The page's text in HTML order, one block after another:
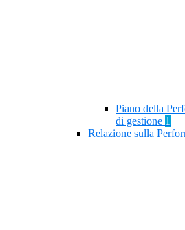
Piano della
di gestione 1
Relazione sulla